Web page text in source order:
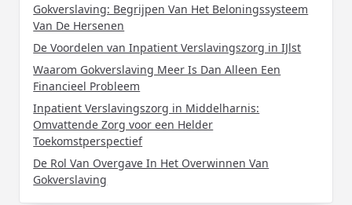
Gokverslaving: Begrijpen Van Het Beloningssysteem
Van De Hersenen
De Voordelen van Inpatient Verslavingszorg in IJlst
Waarom Gokverslaving Meer Is Dan Alleen Een
Financieel Probleem
Inpatient Verslavingszorg in Middelharnis:
Omvattende Zorg voor een Helder
Toekomstperspectief
De Rol Van Overgave In Het Overwinnen Van
Gokverslaving